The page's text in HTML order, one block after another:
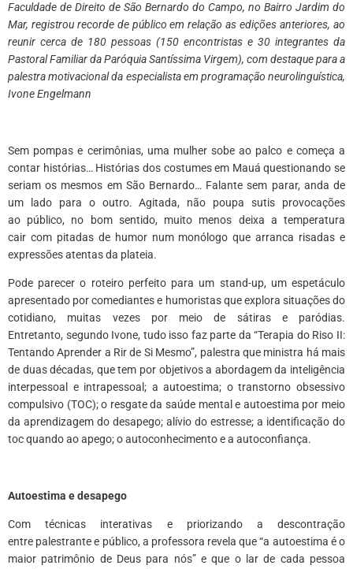
Faculdade de Direito de São Bernardo do Campo, no Bairro Jardim do
Mar, registrou recorde de público em relação as edições anteriores, ao
reunir cerca de 180 pessoas (150 encontristas e 30 integrantes da
Pastoral Familiar da Paróquia Santíssima Virgem), com destaque para a
palestra motivacional da especialista em programação neurolinguística,
IvoneEngelmann
Sem pompas e cerimônias, uma mulher sobe ao palco e começa a
contar histórias… Histórias dos costumes em Mauá questionando se
seriam os mesmos em São Bernardo… Falante sem parar, anda de
um lado para o outro. Agitada, não poupa sutis provocações
ao público, no bom sentido, muito menos deixa a temperatura
cair com pitadas de humor num monólogo que arranca risadas e
expressões atentas da plateia.
Pode parecer o roteiro perfeito para um stand-up, um espetáculo
apresentado por comediantes e humoristas que explora situações do
cotidiano, muitas vezes por meio de sátiras e paródias.
Entretanto, segundo Ivone, tudo isso faz parte da “Terapia do Riso II:
Tentando Aprender a Rir de Si Mesmo”, palestra que ministra há mais
de duas décadas, que tem por objetivos a abordagem da inteligência
interpessoal e intrapessoal; a autoestima; o transtorno obsessivo
compulsivo (TOC); o resgate da saúde mental e autoestima por meio
da aprendizagem do desapego; alívio do estresse; a identificação do
toc quando ao apego; o autoconhecimento e a autoconfiança.
Autoestima e desapego
Com técnicas interativas e priorizando a descontração
entre palestrante e público, a professora revela que “a autoestima é o
maior patrimônio de Deus para nós” e que o lar de cada pessoa